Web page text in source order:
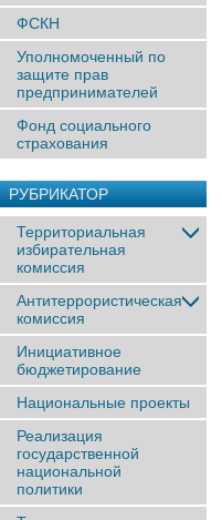
ФСКН
Уполномоченный по
защите прав
предпринимателей
Фонд социального
страхования
РУБРИКАТОР
Территориальная
избирательная
комиссия
Антитеррористическая
комиссия
Инициативное
бюджетирование
Национальные проекты
Реализация
государственной
национальной
политики